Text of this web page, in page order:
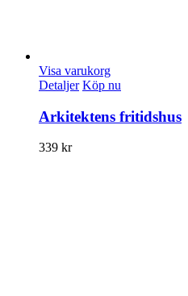
Visa varukorg
Detaljer Köp nu
Arkitektens fritidshus
339 kr